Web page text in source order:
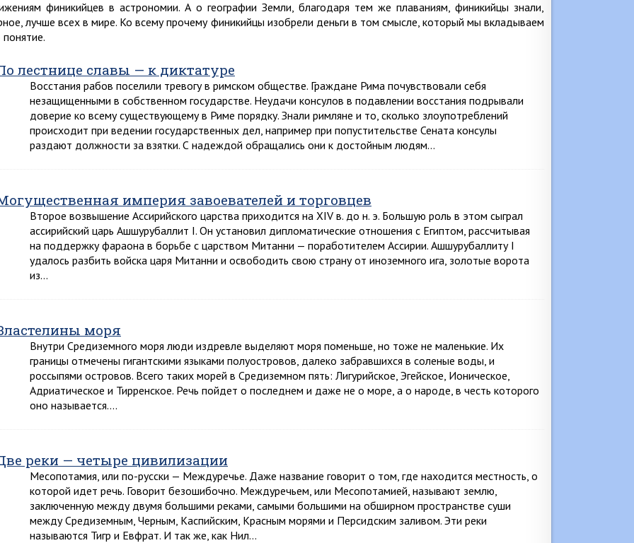
финикийцев в астрономии. А о географии Земли, благодаря тем же плаваниям, финикийцы знали,
лучше всех в мире. Ко всему прочему финикийцы изобрели деньги в том смысле, который мы вкладываем
лестнице славы — к диктатуре
Восстания рабов поселили тревогу в римском обществе. Граждане Рима почувствовали себя
незащищенными в собственном государстве. Неудачи консулов в подавлении восстания подрывали
доверие ко всему существующему в Риме порядку. Знали римляне и то, сколько злоупотреблений
происходит при ведении государственных дел, например при попустительстве Сената консулы
раздают должности за взятки. С надеждой обращались они к достойным людям…
империя завоевателей и торговцев
Второе возвышение Ассирийского царства приходится на XIV в. до н. э. Большую роль в этом сыграл
ассирийский царь Ашшурубаллит I. Он установил дипломатические отношения с Египтом, рассчитывая
на поддержку фараона в борьбе с царством Митанни — поработителем Ассирии. Ашшурубаллиту I
удалось разбить войска царя Митанни и освободить свою страну от иноземного ига, золотые ворота
из…
моря
Внутри Средиземного моря люди издревле выделяют моря поменьше, но тоже не маленькие. Их
границы отмечены гигантскими языками полуостровов, далеко забравшихся в соленые воды, и
россыпями островов. Всего таких морей в Средиземном пять: Лигурийское, Эгейское, Ионическое,
Адриатическое и Тирренское. Речь пойдет о последнем и даже не о море, а о народе, в честь которого
оно называется….
реки — четыре цивилизации
Месопотамия, или по-русски — Междуречье. Даже название говорит о том, где находится местность, о
которой идет речь. Говорит безошибочно. Междуречьем, или Месопотамией, называют землю,
заключенную между двумя большими реками, самыми большими на обширном пространстве суши
между Средиземным, Черным, Каспийским, Красным морями и Персидским заливом. Эти реки
называются Тигр и Евфрат. И так же, как Нил…